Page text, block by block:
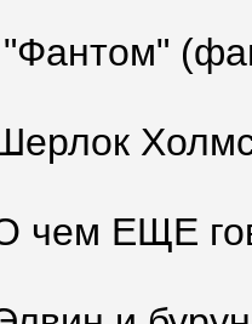
чем ЕЩЕ